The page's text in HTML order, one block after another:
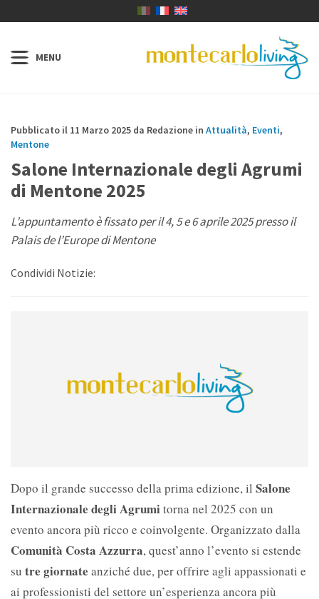
Pubblicato il 11 Marzo 2025 da Redazione in Attualità, Eventi,
Mentone
Salone Internazionale degli Agrumi
di Mentone 2025
L’appuntamento è fissato per il 4, 5 e 6 aprile 2025 presso il
Palais de l’Europe di Mentone
Condividi Notizie:
Dopo il grande successo della prima edizione, il Salone
Internazionale degli Agrumitorna nel 2025 con un
evento ancora più ricco e coinvolgente. Organizzato dalla
Comunità Costa Azzurra, quest’anno l’evento si estende
su tre giornate anziché due, per offrire agli appassionati e
ai professionisti del settore un’esperienza ancora più